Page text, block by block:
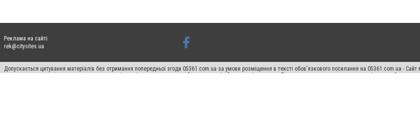
Реклама на сайті
rek@citysites.ua
Допускається цитування матеріалів без отримання попередньої згоди 05361.com.ua за умови розміщення в тексті обов'язкового посилання на 05361.com.ua -
пошукових систем гіперпосилання на цитовані статті не нижче другого абзацу в тексті або в якості джерела. Порушення виняткових прав переслідується Законом.